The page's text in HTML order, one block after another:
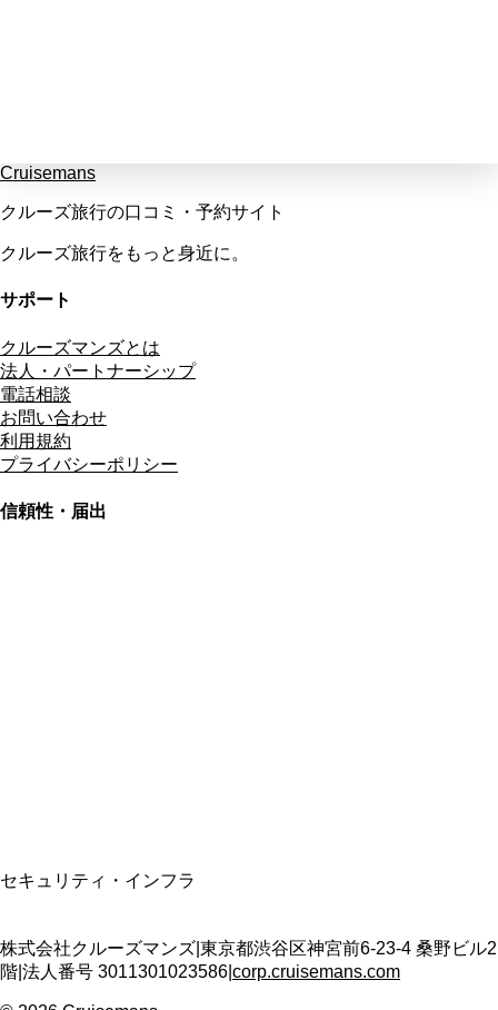
Cruisemans
クルーズ旅行の口コミ・予約サイト
クルーズ旅行をもっと身近に。
サポート
クルーズマンズとは
法人・パートナーシップ
電話相談
お問い合わせ
利用規約
プライバシーポリシー
信頼性・届出
セキュリティ・インフラ
株式会社クルーズマンズ 東京都渋谷区神宮前6-23-4 桑野ビル2
階 法人番号 3011301023586 corp.cruisemans.com